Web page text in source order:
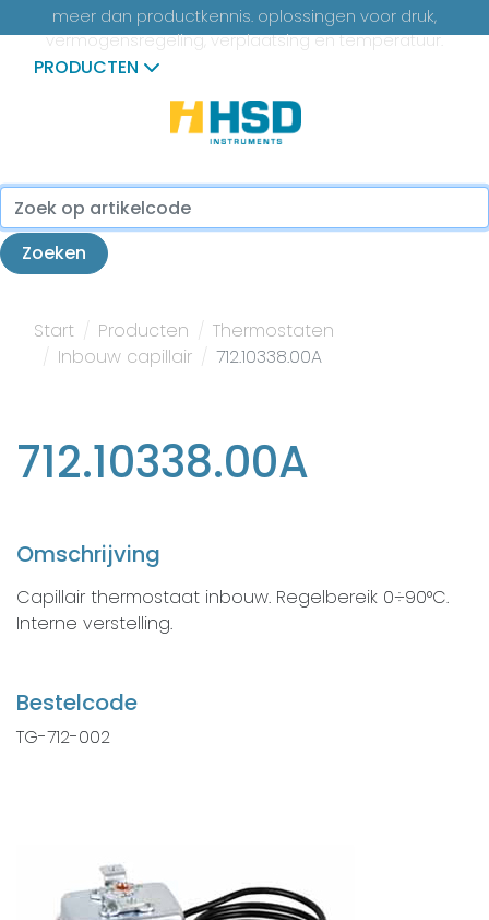
meer dan productkennis. oplossingen voor druk,
vermogensregeling, verplaatsing en temperatuur.
PRODUCTEN
...
Zoeken
Start Producten
Thermostaten
Inbouw capillair
712.10338.00A
712.10338.00A
Omschrijving
Capillair thermostaat inbouw. Regelbereik 0÷90°C.
Interne verstelling.
Bestelcode
TG-712-002